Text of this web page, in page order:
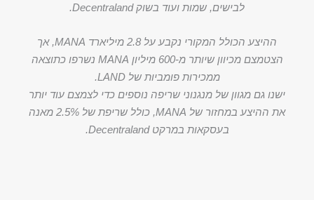
לבישים, שמות ועוד בשוק Decentraland.
ההיצע הכולל המקורי נקבע על 2.8 מיליארד MANA, אך
הצטמצם מכיוון שיותר מ-600 מיליון MANA נשרפו כתוצאה
ממכירות פומביות של LAND.
ישנו גם מגוון של מנגנוני שריפה נוספים כדי לצמצם עוד יותר
את ההיצע במחזור של MANA, כולל שריפת של 2.5% מאנה
בעסקאות במרקט Decentraland.